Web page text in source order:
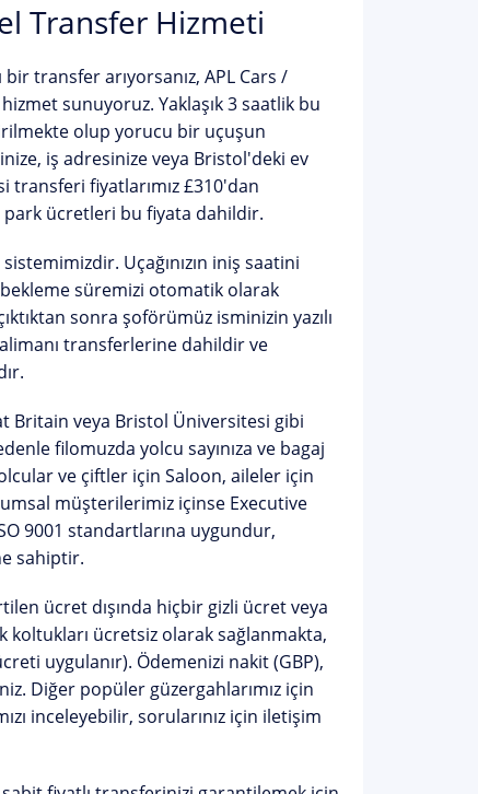
Transfer Hizmeti
bir transfer arıyorsanız, APL Cars /
sunuyoruz. Yaklaşık 3 saatlik bu
olup yorucu bir uçuşun
iş adresinize veya Bristol'deki ev
fiyatlarımız £310'dan
ücretleri bu fiyata dahildir.
sistemimizdir. Uçağınızın iniş saatini
süremizi otomatik olarak
sonra şoförümüz isminizin yazılı
transferlerine dahildirve
Britain veya Bristol Üniversitesi gibi
filomuzda yolcu sayınıza ve bagaj
ve çiftler için Saloon, aileler için
müşterilerimiz içinse Executive
9001 standartlarına uygundur,
sahiptir.
ücret dışında hiçbir gizli ücret veya
koltukları ücretsiz olarak sağlanmakta,
uygulanır). Ödemenizi nakit (GBP),
Diğer popüler güzergahlarımız için
inceleyebilir, sorularınız için iletişim